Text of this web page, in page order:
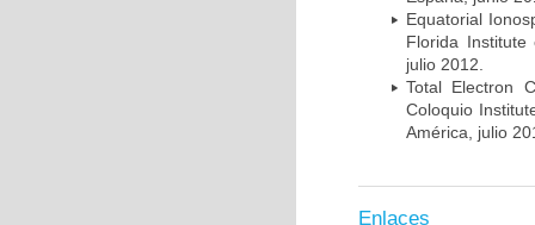
Equatorial
Florida Institute
julio 2012.
Total Electron
Coloquio
América, julio
Enlaces